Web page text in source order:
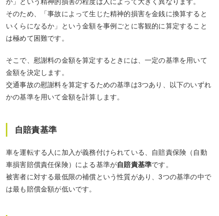
そのため、「事故によって生じた精神的損害を金銭に換算すると
いくらになるか」という金額を事例ごとに客観的に算定すること
は極めて困難です。
そこで、慰謝料の金額を算定するときには、一定の基準を用いて
金額を決定します。
交通事故の慰謝料を算定するための基準は3つあり、以下のいずれ
かの基準を用いて金額を計算します。
自賠責基準
車を運転する人に加入が義務付けられている、自賠責保険（自動
車損害賠償責任保険）による基準が自賠責基準です。
被害者に対する最低限の補償という性質があり、3つの基準の中で
は最も賠償金額が低いです。